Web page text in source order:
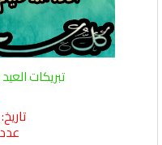
تبريكات العيد
عدد